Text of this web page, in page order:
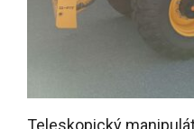
Teleskopický